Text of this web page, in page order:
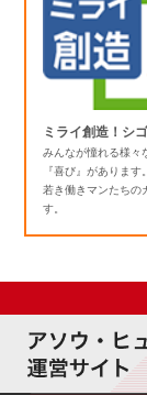
ミライ創造！シ
みんなが憧れる様々
『喜び』がありま
若き働きマンたちの
す。